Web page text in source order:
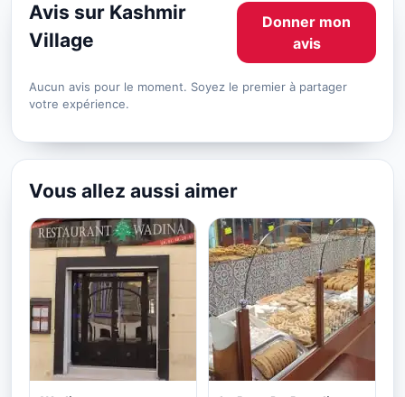
Avis sur Kashmir
Village
Donner mon
avis
Aucun avis pour le moment. Soyez le premier à partager
votre expérience.
Vous allez aussi aimer